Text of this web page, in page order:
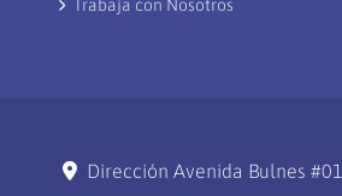
Trabaja con Nosotros
Dirección Avenida Bulnes